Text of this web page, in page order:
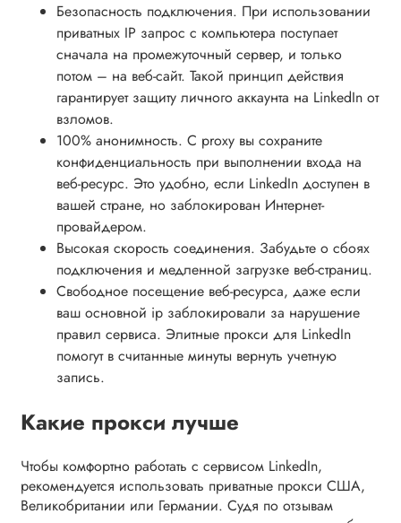
Безопасность подключения. При использовании
приватных IP запрос с компьютера поступает
сначала на промежуточный сервер, и только
потом – на веб-сайт. Такой принцип действия
гарантирует защиту личного аккаунта на LinkedIn от
взломов.
100% анонимность. С proxy вы сохраните
конфиденциальность при выполнении входа на
веб-ресурс. Это удобно, если LinkedIn доступен в
вашей стране, но заблокирован Интернет-
провайдером.
Высокая скорость соединения. Забудьте о сбоях
подключения и медленной загрузке веб-страниц.
Свободное посещение веб-ресурса, даже если
ваш основной ip заблокировали за нарушение
правил сервиса. Элитные прокси для LinkedIn
помогут в считанные минуты вернуть учетную
запись.
Какие прокси лучше
Чтобы комфортно работать с сервисом LinkedIn,
рекомендуется использовать приватные прокси США,
Великобритании или Германии. Судя по отзывам